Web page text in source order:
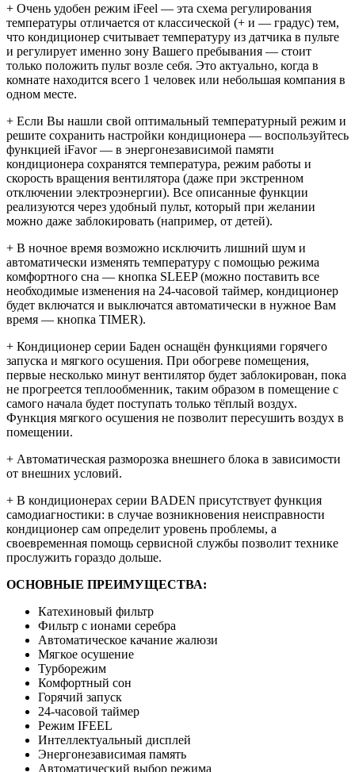
+ Очень удобен режим iFeel — эта схема регулирования
температуры отличается от классической (+ и — градус) тем,
что кондиционер считывает температуру из датчика в пульте
и регулирует именно зону Вашего пребывания — стоит
только положить пульт возле себя. Это актуально, когда в
комнате находится всего 1 человек или небольшая компания в
одном месте.
+ Если Вы нашли свой оптимальный температурный режим и
решите сохранить настройки кондиционера — воспользуйтесь
функцией iFavor — в энергонезависимой памяти
кондиционера сохранятся температура, режим работы и
скорость вращения вентилятора (даже при экстренном
отключении электроэнергии). Все описанные функции
реализуются через удобный пульт, который при желании
можно даже заблокировать (например, от детей).
+ В ночное время возможно исключить лишний шум и
автоматически изменять температуру с помощью режима
комфортного сна — кнопка SLEEP (можно поставить все
необходимые изменения на 24-часовой таймер, кондиционер
будет включатся и выключатся автоматически в нужное Вам
время — кнопка TIMER).
+ Кондиционер серии Баден оснащён функциями горячего
запуска и мягкого осушения. При обогреве помещения,
первые несколько минут вентилятор будет заблокирован, пока
не прогреется теплообменник, таким образом в помещение с
самого начала будет поступать только тёплый воздух.
Функция мягкого осушения не позволит пересушить воздух в
помещении.
+ Автоматическая разморозка внешнего блока в зависимости
от внешних условий.
+ В кондиционерах серии BADEN присутствует функция
самодиагностики: в случае возникновения неисправности
кондиционер сам определит уровень проблемы, а
своевременная помощь сервисной службы позволит технике
прослужить гораздо дольше.
ОСНОВНЫЕ ПРЕИМУЩЕСТВА:
Катехиновый фильтр
Фильтр с ионами серебра
Автоматическое качание жалюзи
Мягкое осушение
Турборежим
Комфортный сон
Горячий запуск
24-часовой таймер
Режим IFEEL
Интеллектуальный дисплей
Энергонезависимая память
Автоматический выбор режима